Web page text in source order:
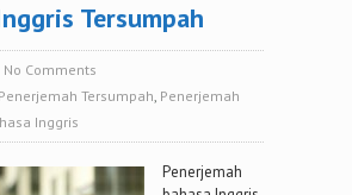
Tersumpah
No Comments
Tersumpah, Penerjemah
Inggris
Penerjemah